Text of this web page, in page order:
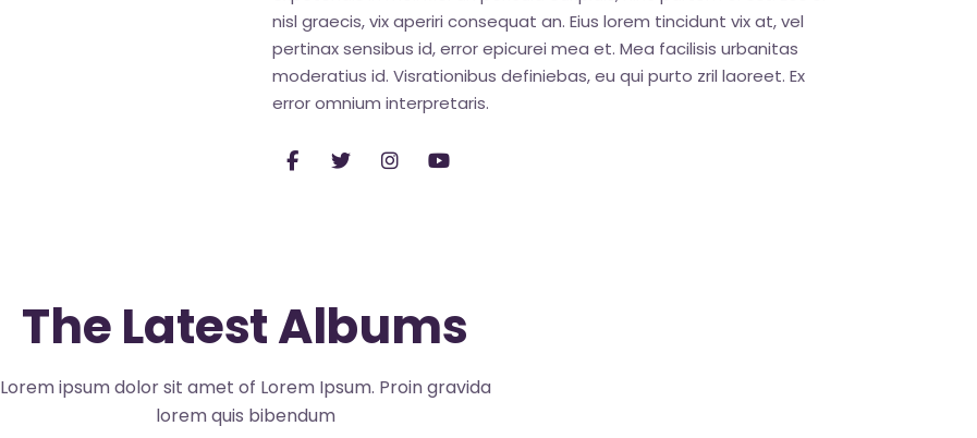
nisl graecis, vix aperiri consequat an. Eius lorem tincidunt vix at, vel
pertinax sensibus id, error epicurei mea et. Mea facilisis urbanitas
moderatius id. Visrationibus definiebas, eu qui purto zril laoreet. Ex
error omnium interpretaris.
The Latest Albums
Lorem ipsum dolor sit amet of Lorem Ipsum. Proin gravida
lorem quis bibendum